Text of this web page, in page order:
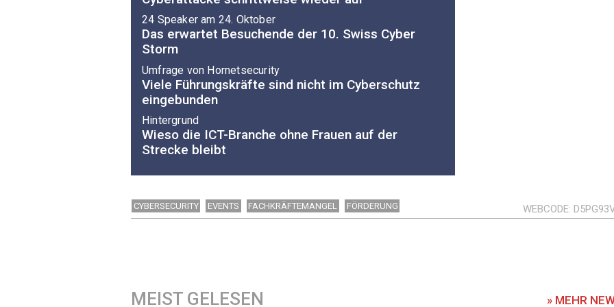
24 Speaker am 24. Oktober
Das erwartet Besuchende der 10. Swiss Cyber
Storm
Umfrage von Hornetsecurity
Viele Führungskräfte sind nicht im Cyberschutz
eingebunden
Hintergrund
Wieso die ICT-Branche ohne Frauen auf der
Strecke bleibt
CYBERSECURITY EVENTS FACHKRÄFTEMANGEL FÖRDERUNG WEBCODE
MEIST GELESEN » MEHR